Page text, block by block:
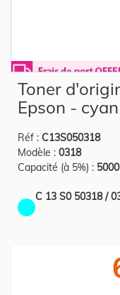
the
beginning
images
gallery
Toner
Epson - cyan
Réf : C13S050318
Modèle : 0318
Capacité (à 5%) : 5000
C 13 S0 50318 /